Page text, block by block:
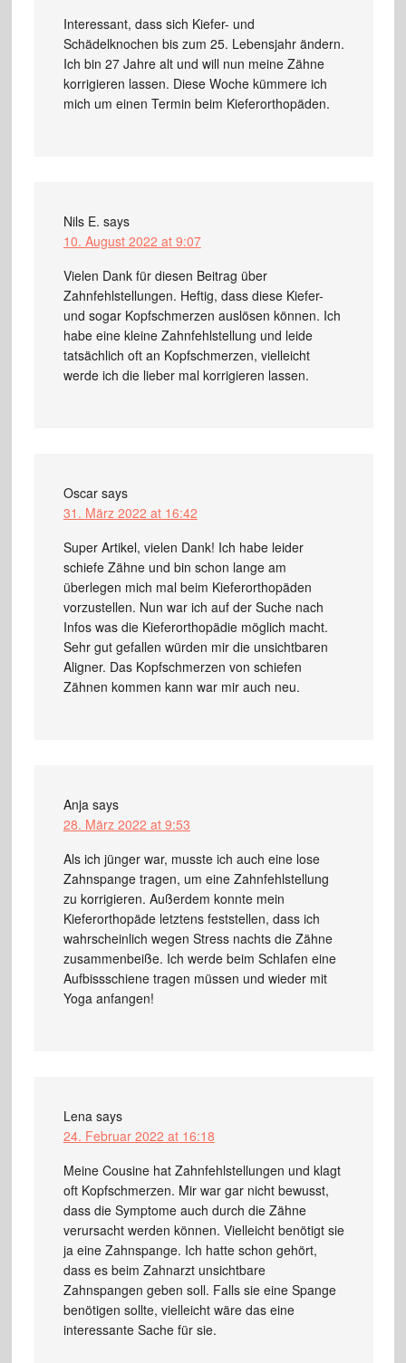
Interessant, dass sich Kiefer- und
Schädelknochen bis zum 25. Lebensjahr ändern.
Ich bin 27 Jahre alt und will nun meine Zähne
korrigieren lassen. Diese Woche kümmere ich
mich um einen Termin beim Kieferorthopäden.
Nils E. says
10. August 2022 at 9:07
Vielen Dank für diesen Beitrag über
Zahnfehlstellungen. Heftig, dass diese Kiefer-
und sogar Kopfschmerzen auslösen können. Ich
habe eine kleine Zahnfehlstellung und leide
tatsächlich oft an Kopfschmerzen, vielleicht
werde ich die lieber mal korrigieren lassen.
Oscar says
31. März 2022 at 16:42
Super Artikel, vielen Dank! Ich habe leider
schiefe Zähne und bin schon lange am
überlegen mich mal beim Kieferorthopäden
vorzustellen. Nun war ich auf der Suche nach
Infos was die Kieferorthopädie möglich macht.
Sehr gut gefallen würden mir die unsichtbaren
Aligner. Das Kopfschmerzen von schiefen
Zähnen kommen kann war mir auch neu.
Anja says
28. März 2022 at 9:53
Als ich jünger war, musste ich auch eine lose
Zahnspange tragen, um eine Zahnfehlstellung
zu korrigieren. Außerdem konnte mein
Kieferorthopäde letztens feststellen, dass ich
wahrscheinlich wegen Stress nachts die Zähne
zusammenbeiße. Ich werde beim Schlafen eine
Aufbissschiene tragen müssen und wieder mit
Yoga anfangen!
Lena says
24. Februar 2022 at 16:18
Meine Cousine hat Zahnfehlstellungen und klagt
oft Kopfschmerzen. Mir war gar nicht bewusst,
dass die Symptome auch durch die Zähne
verursacht werden können. Vielleicht benötigt sie
ja eine Zahnspange. Ich hatte schon gehört,
dass es beim Zahnarzt unsichtbare
Zahnspangen geben soll. Falls sie eine Spange
benötigen sollte, vielleicht wäre das eine
interessante Sache für sie.